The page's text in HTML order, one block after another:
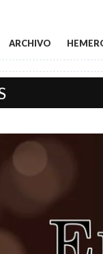
ARCHIVO